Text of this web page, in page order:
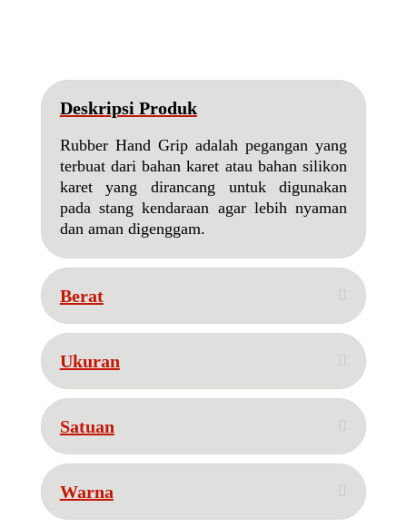
Deskripsi Produk
Rubber Hand Grip adalah pegangan yang
terbuat dari bahan karet atau bahan silikon
karet yang dirancang untuk digunakan
pada stang kendaraan agar lebih nyaman
dan aman digenggam.
Berat
Ukuran
Satuan
Warna